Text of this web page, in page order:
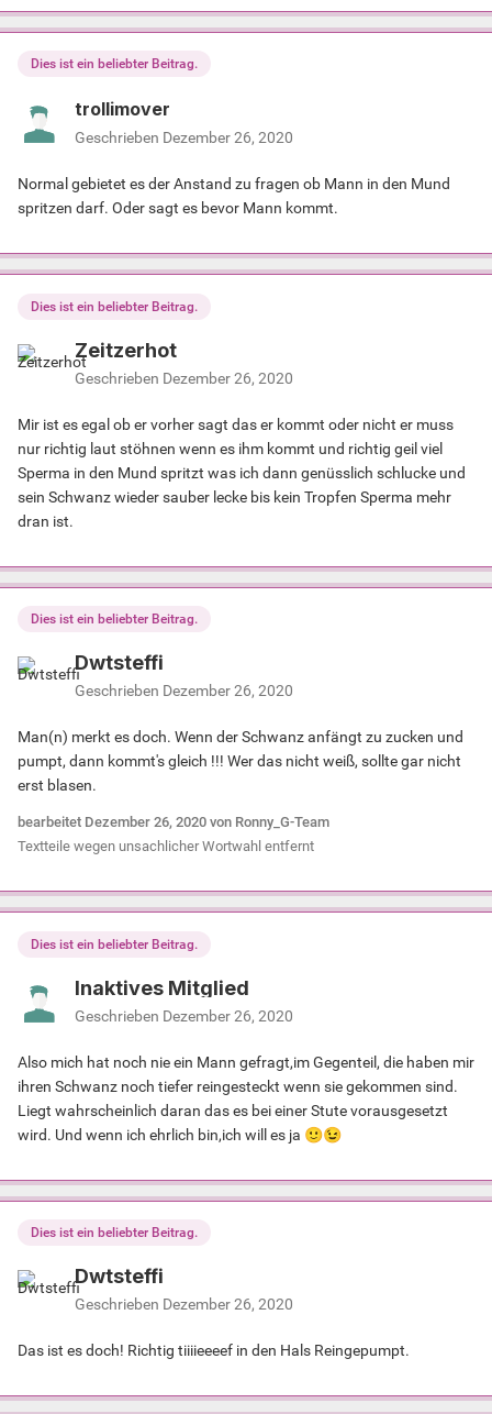
Dies ist ein beliebter Beitrag.
trollimover
Geschrieben Dezember 26, 2020
Normal gebietet es der Anstand zu fragen ob Mann in den Mund
spritzen darf. Oder sagt es bevor Mann kommt.
Dies ist ein beliebter Beitrag.
Zeitzerhot
Geschrieben Dezember 26, 2020
Mir ist es egal ob er vorher sagt das er kommt oder nicht er muss
nur richtig laut stöhnen wenn es ihm kommt und richtig geil viel
Sperma in den Mund spritzt was ich dann genüsslich schlucke und
sein Schwanz wieder sauber lecke bis kein Tropfen Sperma mehr
dran ist.
Dies ist ein beliebter Beitrag.
Dwtsteffi
Geschrieben Dezember 26, 2020
Man(n) merkt es doch. Wenn der Schwanz anfängt zu zucken und
pumpt, dann kommt's gleich !!! Wer das nicht weiß, sollte gar nicht
erst blasen.
bearbeitet Dezember 26, 2020 von Ronny_G-Team
Textteile wegen unsachlicher Wortwahl entfernt
Dies ist ein beliebter Beitrag.
Inaktives Mitglied
Geschrieben Dezember 26, 2020
Also mich hat noch nie ein Mann gefragt,im Gegenteil, die haben mir
ihren Schwanz noch tiefer reingesteckt wenn sie gekommen sind.
Liegt wahrscheinlich daran das es bei einer Stute vorausgesetzt
wird. Und wenn ich ehrlich bin,ich will es ja 🙂😉
Dies ist ein beliebter Beitrag.
Dwtsteffi
Geschrieben Dezember 26, 2020
Das ist es doch! Richtig tiiiieeeef in den Hals Reingepumpt.